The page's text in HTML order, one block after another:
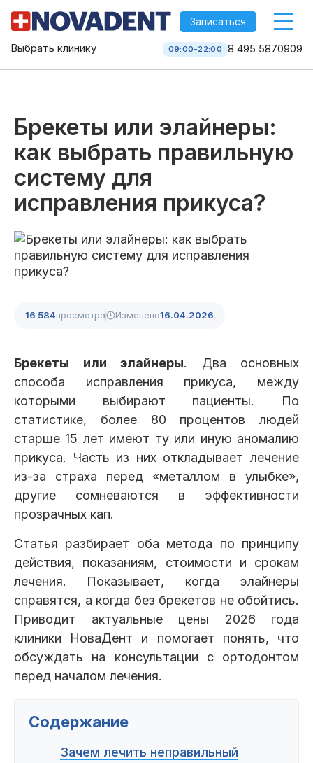
-->
Записаться
Услуги
Брекеты Лечение зубов Удаление
Чистка Отбеливание
Детская
стоматология
Диагностика Лечение десен Капы
Петровско-
Центр доктора
Богатова
Красногорск
Химки Ленинский Чертановская
Центр доктора
Рыжова
Цены
Врачи
Работы
Акции
Пациентам
Выбрать клинику 09:00-22:00 8 495 5870909
Брекеты или элайнеры:
как выбрать правильную
систему для
исправления прикуса?
16 584просмотра Изменено16.04.2026
Брекеты или элайнеры. Два основных
способа исправления прикуса, между
которыми выбирают пациенты. По
статистике, более 80 процентов людей
старше 15 лет имеют ту или иную аномалию
прикуса. Часть из них откладывает лечение
из-за страха перед «металлом в улыбке»,
другие сомневаются в эффективности
прозрачных кап.
Статья разбирает оба метода по принципу
действия, показаниям, стоимости и срокам
лечения. Показывает, когда элайнеры
справятся, а когда без брекетов не обойтись.
Приводит актуальные цены 2026 года
клиники НоваДент и помогает понять, что
обсуждать на консультации с ортодонтом
перед началом лечения.
Содержание
Зачем лечить неправильный